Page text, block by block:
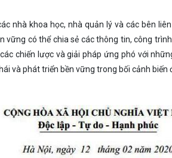
nhà khoa học, nhà quản lý và các bên
có thể chia sẻ các thông tin, công
chiến lược và giải pháp ứng phó với
và phát triển bền vững trong bối cảnh biến